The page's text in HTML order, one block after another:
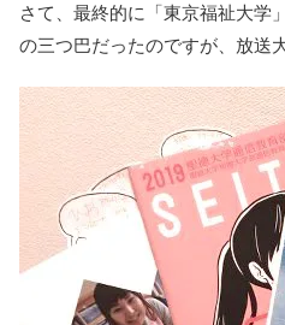
さて、最終的に「東京福祉大学
の三つ巴だったのですが、放送